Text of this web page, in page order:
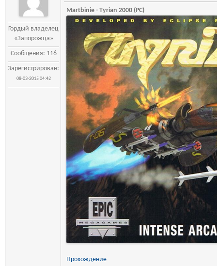
Гордый владелец
«Запорожца»
Сообщения: 116
Зарегистрирован:
08-03-2015 04:42
Martbinie - Tyrian 2000 (PC)
Прохождение